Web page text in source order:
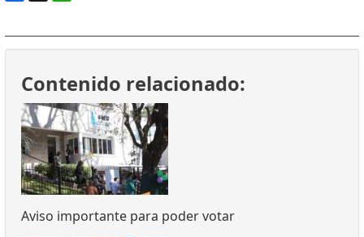
Contenido relacionado:
Aviso importante para poder votar